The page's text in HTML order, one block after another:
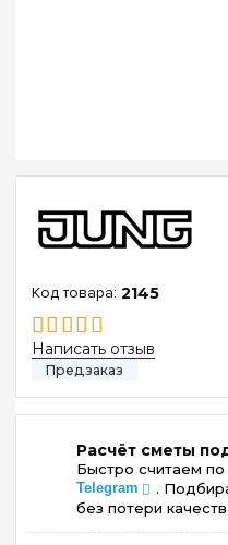
2145
Написать отзыв
Расчёт сметы
Быстро считаем
Telegram
.
без потери